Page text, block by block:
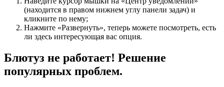
(находится в правом нижнем углу панели задач) и
кликните по нему;
Нажмите «Развернуть», теперь можете посмотреть, есть
ли здесь интересующая вас опция.
Блютуз не работает! Решение
популярных проблем.